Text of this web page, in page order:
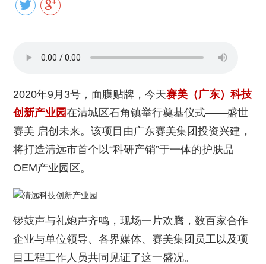
联系我们
2020年9月 3号， 面膜贴牌 ，今天赛美（广东）科技
创新产业园在清城区石角镇举行奠基仪式——盛世
赛美 启创未来。该项目由广东赛美集团投资兴建，
将打造清远市首个以“科研产销”于一体的护肤品
OEM产业园区。
锣鼓声与礼炮声齐鸣，现场一片欢腾，数百家合作
企业与单位领导、各界媒体、赛美集团 员工以及项
目工程工作人员共同见证了这一盛况。